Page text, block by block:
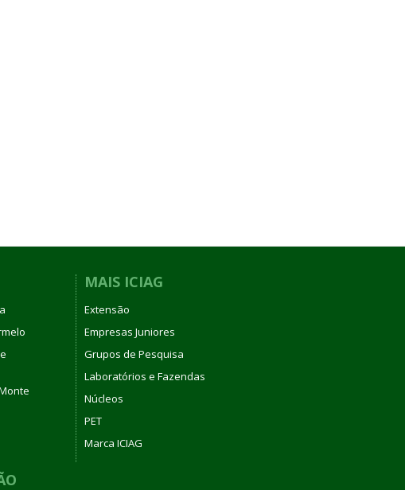
MAIS ICIAG
Extensão
Empresas Juniores
Grupos de Pesquisa
Laboratórios e Fazendas
Núcleos
PET
Marca ICIAG